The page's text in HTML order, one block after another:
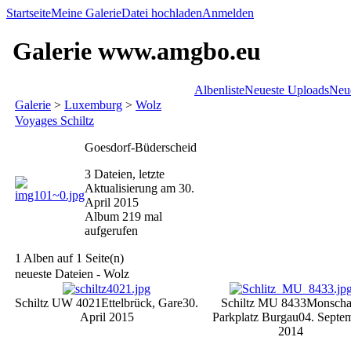
StartseiteMeine GalerieDatei hochladenAnmelden
Galerie www.amgbo.eu
AlbenlisteNeueste Uploads
Galerie > Luxemburg > Wolz
Voyages Schiltz
Goesdorf-Büderscheid
3 Dateien, letzte
Aktualisierung am 30.
April 2015
Album 219 mal
aufgerufen
1 Alben auf 1 Seite(n)
neueste Dateien - Wolz
Schiltz UW 4021Ettelbrück, Gare30.
April 2015
Schiltz MU 8433
Parkplatz Burgau04.
2014